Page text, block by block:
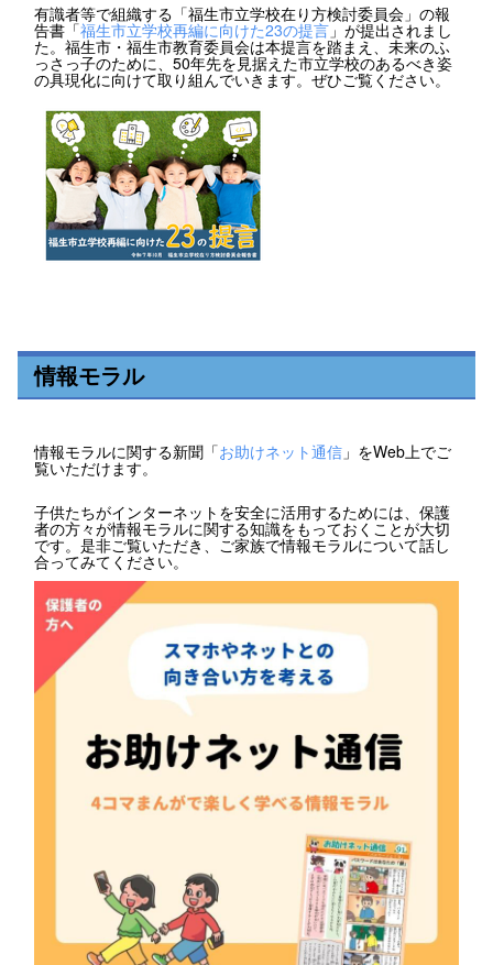
有識者等で組織する「福生市立学校在り方検討委員会」の報
告書「福生市立学校再編に向けた23の提言」が提出されまし
た。福生市・福生市教育委員会は本提言を踏まえ、未来のふ
っさっ子のために、50年先を見据えた市立学校のあるべき姿
の具現化に向けて取り組んでいきます。ぜひご覧ください。
情報モラル
情報モラルに関する新聞「お助けネット通信 」をWeb上でご
覧いただけます。
子供たちがインターネットを安全に活用するためには、保護
者の方々が情報モラルに関する知識をもっておくことが大切
です。是非ご覧いただき、ご家族で情報モラルについて話し
合ってみてください。